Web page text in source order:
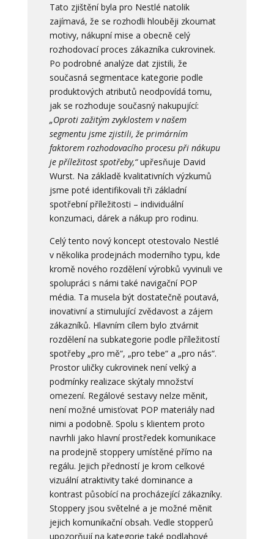
Tato zjištění byla pro Nestlé natolik
zajímavá, že se rozhodli hlouběji zkoumat
motivy, nákupní mise a obecně celý
rozhodovací proces zákazníka cukrovinek.
Po podrobné analýze dat zjistili, že
současná segmentace kategorie podle
produktových atributů neodpovídá tomu,
jak se rozhoduje současný nakupující:
„Oproti zažitým zvyklostem v našem
segmentu jsme zjistili, že primárním
faktorem rozhodovacího procesu při nákupu
je příležitost spotřeby,“upřesňuje David
Wurst. Na základě kvalitativních výzkumů
jsme poté identifikovali tři základní
spotřební příležitosti – individuální
konzumaci, dárek a nákup pro rodinu.
Celý tento nový koncept otestovalo Nestlé
v několika prodejnách moderního typu, kde
kromě nového rozdělení výrobků vyvinuli ve
spolupráci s námi také navigační POP
média. Ta musela být dostatečně poutavá,
inovativní a stimulující zvědavost a zájem
zákazníků. Hlavním cílem bylo ztvárnit
rozdělení na subkategorie podle příležitostí
spotřeby „pro mě“, „pro tebe“ a „pro nás“.
Prostor uličky cukrovinek není velký a
podmínky realizace skýtaly množství
omezení. Regálové sestavy nelze měnit,
není možné umisťovat POP materiály nad
nimi a podobně. Spolu s klientem proto
navrhli jako hlavní prostředek komunikace
na prodejně stoppery umístěné přímo na
regálu. Jejich předností je krom celkové
vizuální atraktivity také dominance a
kontrast působící na procházející zákazníky.
Stoppery jsou světelné a je možné měnit
jejich komunikační obsah. Vedle stopperů
upozorňují na kategorie také podlahové